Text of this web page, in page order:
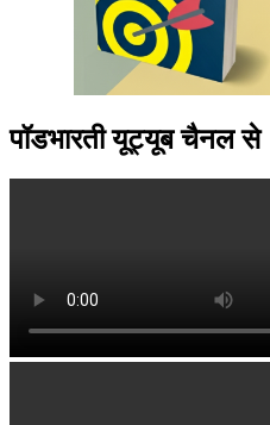
पॉडभारती यूट्यूब चैनल से